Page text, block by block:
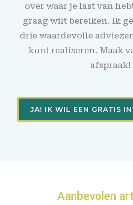
over waar je last van
graag wilt bereiken. Ik
drie waardevolle
kunt realiseren. Maak
afspraak!
JA! IK WIL EEN GRATIS
Aanbevolen